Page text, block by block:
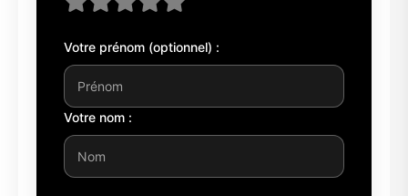
Votre prénom (optionnel) :
Votre nom :